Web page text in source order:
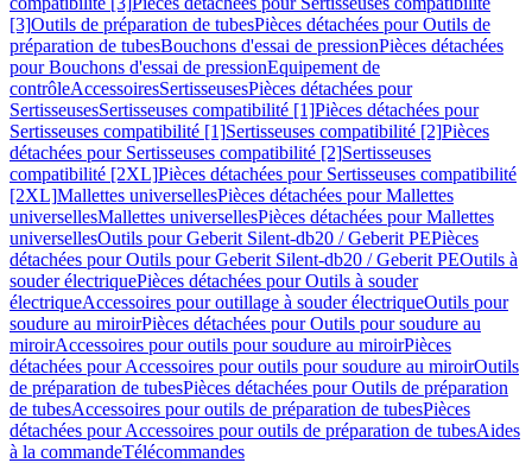
[3]Outils de préparation de tubesPièces détachées pour Outils de
préparation de tubesBouchons d'essai de pressionPièces détachées
pour Bouchons d'essai de pressionEquipement de
contrôleAccessoiresSertisseusesPièces détachées pour
SertisseusesSertisseuses compatibilité [1]Pièces détachées pour
Sertisseuses compatibilité [1]Sertisseuses compatibilité [2]Pièces
détachées pour Sertisseuses compatibilité [2]Sertisseuses
compatibilité [2XL]Pièces détachées pour Sertisseuses compatibilité
[2XL]Mallettes universellesPièces détachées pour Mallettes
universellesMallettes universellesPièces détachées pour Mallettes
universellesOutils pour Geberit Silent-db20 / Geberit PEPièces
détachées pour Outils pour Geberit Silent-db20 / Geberit PEOutils à
souder électriquePièces détachées pour Outils à souder
électriqueAccessoires pour outillage à souder électriqueOutils pour
soudure au miroirPièces détachées pour Outils pour soudure au
miroirAccessoires pour outils pour soudure au miroirPièces
détachées pour Accessoires pour outils pour soudure au miroirOutils
de préparation de tubesPièces détachées pour Outils de préparation
de tubesAccessoires pour outils de préparation de tubesPièces
détachées pour Accessoires pour outils de préparation de tubesAides
à la commandeTélécommandes